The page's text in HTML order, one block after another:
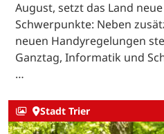
August, setzt das Land
Schwerpunkte: Neben
neuen Handyregelungen
Ganztag, Informatik und
…
Stadt Trier